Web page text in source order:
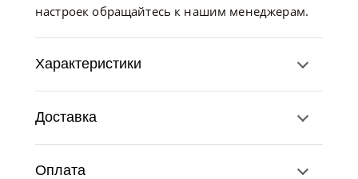
настроек обращайтесь к нашим менеджерам.
Характеристики
Доставка
Оплата